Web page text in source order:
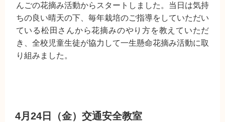
んごの花摘み活動からスタートしました。当日は気持
ちの良い晴天の下、毎年栽培のご指導をしていただい
ている松田さんから花摘みのやり方を教えていただ
き、全校児童生徒が協力して一生懸命花摘み活動に取
り組みました。
4月24日（金）交通安全教室